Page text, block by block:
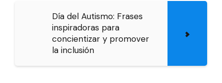
Día del Autismo: Frases
inspiradoras para
concientizar y promover
la inclusión